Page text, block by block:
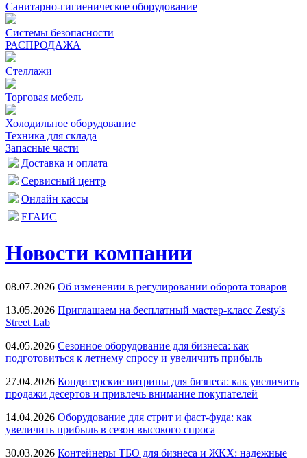
Санитарно-гигиеническое оборудование
Системы безопасности
РАСПРОДАЖА
Стеллажи
Торговая мебель
Холодильное оборудование
Техника для склада
Запасные части
Доставка и оплата
Сервисный центр
Онлайн кассы
ЕГАИС
Новости компании
08.07.2026 Об изменении в регулировании оборота товаров
13.05.2026 Приглашаем на бесплатный мастер-класс Zesty's
Street Lab
04.05.2026 Сезонное оборудование для бизнеса: как
подготовиться к летнему спросу и увеличить прибыль
27.04.2026 Кондитерские витрины для бизнеса: как увеличить
продажи десертов и привлечь внимание покупателей
14.04.2026 Оборудование для стрит и фаст-фуда: как
увеличить прибыль в сезон высокого спроса
30.03.2026 Контейнеры ТБО для бизнеса и ЖКХ: надежные